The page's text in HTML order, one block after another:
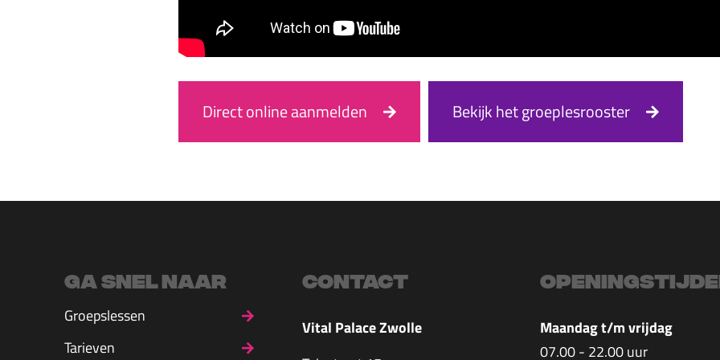
Direct online aanmelden Bekijk het groeplesrooster
Ga snel naar
Groepslessen
Tarieven
Contact
Vital Palace Zwolle
Maandag t/m vrijdag
07.00 - 22.00 uur